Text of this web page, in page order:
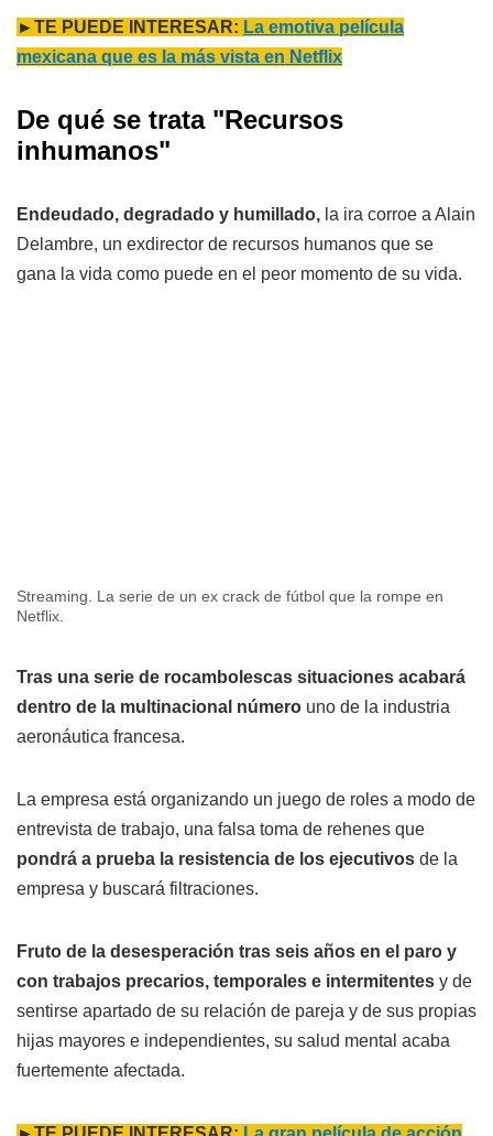
►TE PUEDE INTERESAR: La emotiva película
mexicana que es la más vista en Netflix
De qué se trata "Recursos
inhumanos"
Endeudado, degradado y humillado, la ira corroe a Alain
Delambre, un exdirector de recursos humanos que se
gana la vida como puede en el peor momento de su vida.
Streaming. La serie de un ex crack de fútbol que la rompe en
Netflix.
Tras una serie de rocambolescas situaciones acabará
dentro de la multinacional número uno de la industria
aeronáutica francesa.
La empresa está organizando un juego de roles a modo de
entrevista de trabajo, una falsa toma de rehenes que
pondrá a prueba la resistencia de los ejecutivos de la
empresa y buscará filtraciones.
Fruto de la desesperación tras seis años en el paro y
con trabajos precarios, temporales e intermitentes y de
sentirse apartado de su relación de pareja y de sus propias
hijas mayores e independientes, su salud mental acaba
fuertemente afectada.